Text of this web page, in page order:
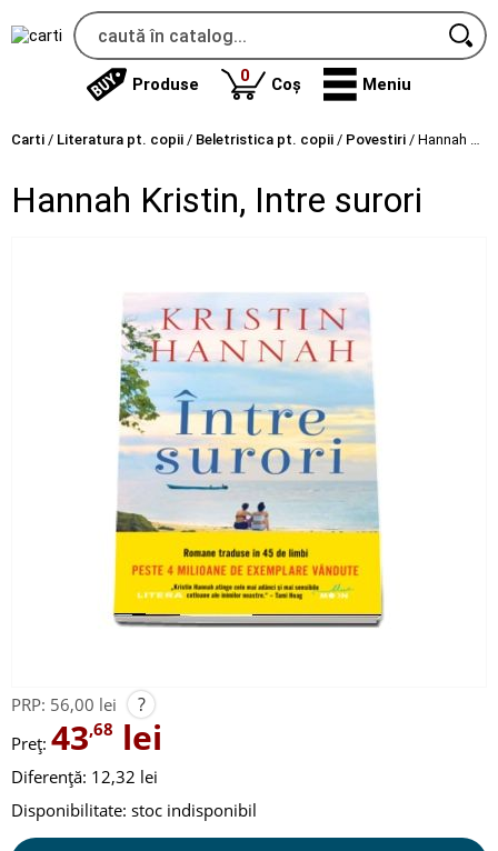
Produse 0produse
Coș Meniu
Carti / Literatura pt. copii / Beletristica pt. copii / Povestiri / Hannah Kristin, Intre surori
Hannah Kristin, Intre surori
PRP: 56,00 lei ?
Preț: 43,68 lei
Diferență: 12,32 lei
Disponibilitate: stoc indisponibil